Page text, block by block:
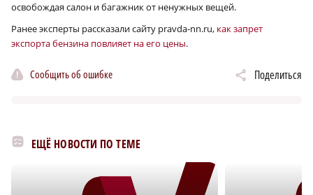
освобождая салон и багажник от ненужных вещей.
Ранее эксперты рассказали сайту pravda-nn.ru, как запрет
экспорта бензина повлияет на его цены.
Сообщить об ошибке Поделиться
ЕЩЁ НОВОСТИ ПО ТЕМЕ